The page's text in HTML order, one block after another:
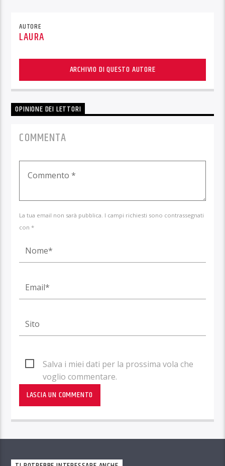
AUTORE
LAURA
ARCHIVIO DI QUESTO AUTORE
OPINIONE DEI LETTORI
COMMENTA
La tua email non sarà pubblica. I campi richiesti sono contrassegnati
con *
Salva i miei dati per la prossima vola che
voglio commentare.